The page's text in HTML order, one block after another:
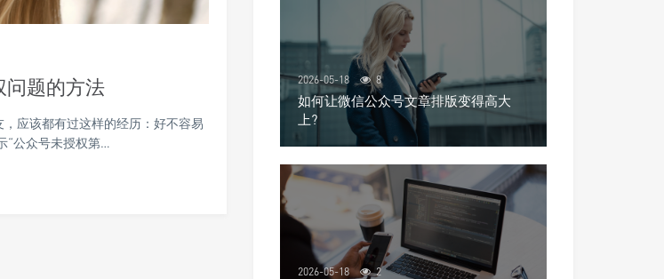
问题的方法
应该都有过这样的经历：好不容易
“公众号未授权第…
2026-05-18 8
如何让微信公众号文章排版变得高大
上?
2026-05-18 2